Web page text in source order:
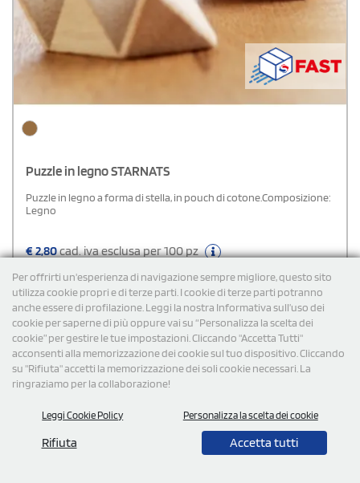
Per offrirti un'esperienza di navigazione sempre migliore, questo sito
utilizza cookie propri e di terze parti. I cookie di terze parti potranno
anche essere di profilazione. Leggi la nostra Informativa sull’uso dei
cookie per saperne di più oppure vai su “Personalizza la scelta dei
cookie” per gestire le tue impostazioni. Cliccando "Accetta Tutti"
acconsenti alla memorizzazione dei cookie sul tuo dispositivo. Cliccando
su "Rifiuta" accetti la memorizzazione dei soli cookie necessari. La
ringraziamo per la collaborazione!
Leggi Cookie Policy Personalizza la scelta dei cookie
Rifiuta Accetta tutti
Puzzle in legno STARNATS
Puzzle in legno a forma di stella, in pouch di cotone.Composizione:
Legno
€2,80cad. iva esclusa per 100 pz
Spedizione gratuita
Cod: AP781276